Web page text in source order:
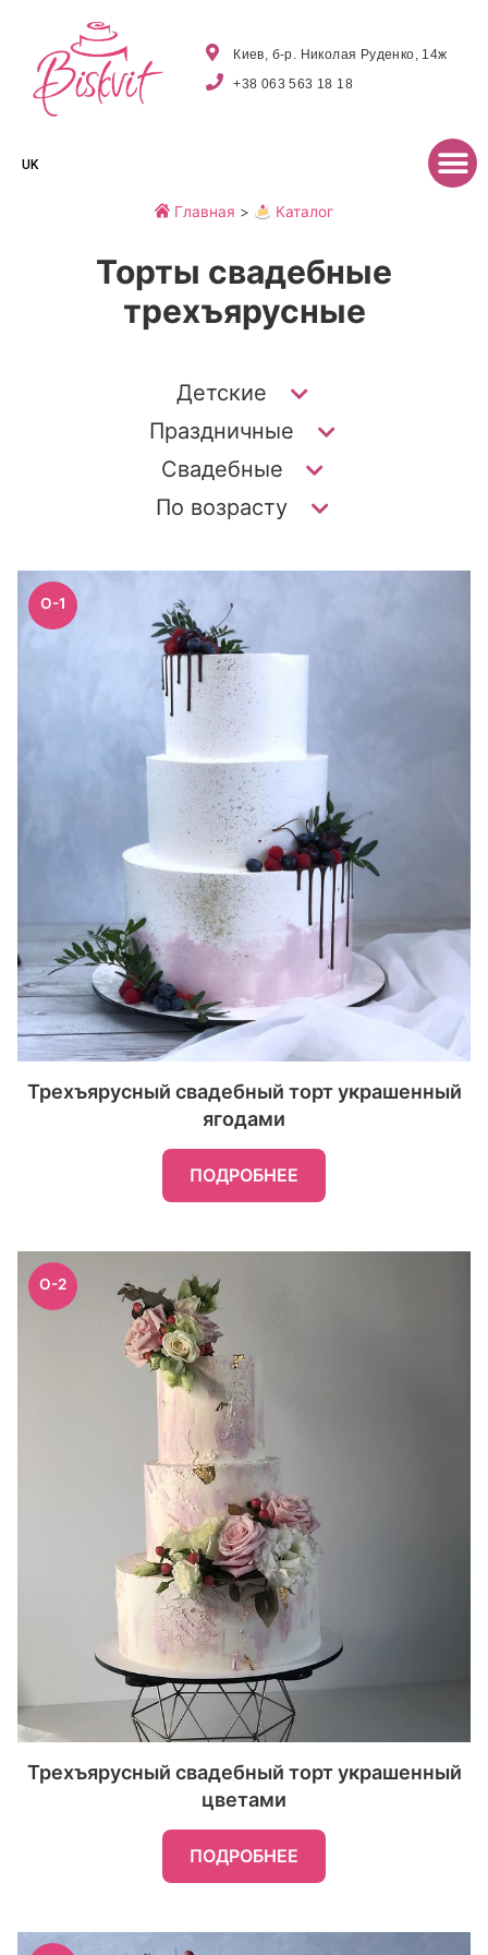
Киев, б-р. Николая Руденко, 14ж
+38 063 563 18 18
UK
Главная > Каталог
Торты свадебные
трехъярусные
Детские
Праздничные
Свадебные
По возрасту
O-1
Трехъярусный свадебный торт украшенный
ягодами
ПОДРОБНЕЕ
O-2
Трехъярусный свадебный торт украшенный
цветами
ПОДРОБНЕЕ